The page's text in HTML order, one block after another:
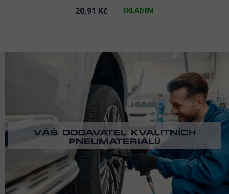
20,91 Kč SKLADEM